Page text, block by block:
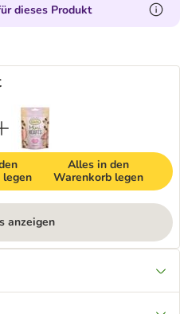
dieses Produkt
Alles in den
Warenkorb legen
anzeigen